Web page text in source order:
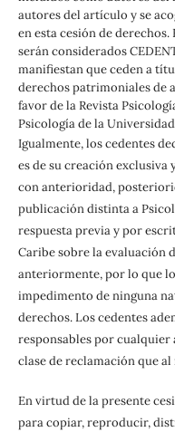
autores del artículo y se
en esta cesión de
serán considerados
manifiestan que ceden a
derechos patrimoniales de
favor de la Revista
Psicología de la Universidad
Igualmente, los cedentes
es de su creación exclusiva
con anterioridad,
publicación distinta a
respuesta previa y por
Caribe sobre la evaluación
anteriormente, por lo que
impedimento de ninguna
derechos. Los cedentes
responsables por
clase de reclamación que
En virtud de la presente
para copiar, reproducir,